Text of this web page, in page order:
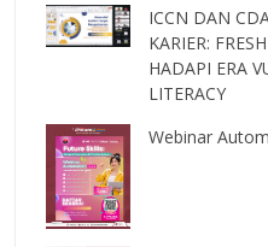
ICCN DAN
KARIER:
HADAPI ERA
LITERACY
Webinar